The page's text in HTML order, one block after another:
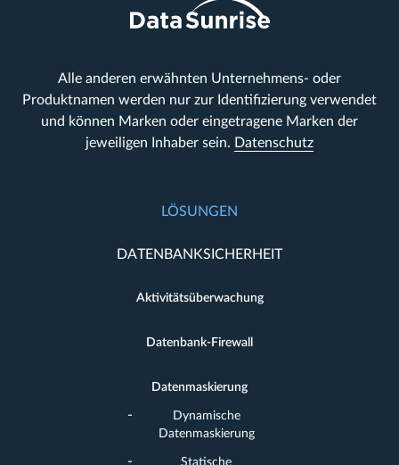
Alle anderen erwähnten Unternehmens- oder
Produktnamen werden nur zur Identifizierung verwendet
und können Marken oder eingetragene Marken der
jeweiligen Inhaber sein. Datenschutz
LÖSUNGEN
DATENBANKSICHERHEIT
Aktivitätsüberwachung
Datenbank-Firewall
Datenmaskierung
Dynamische
Datenmaskierung
Statische